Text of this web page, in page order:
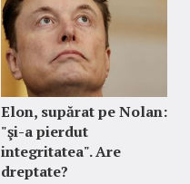
Elon, supărat pe Nolan:
"şi-a pierdut
integritatea". Are
dreptate?